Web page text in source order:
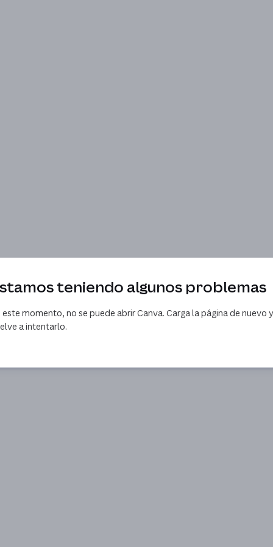
teniendo algunos problemas
este momento, no se puede abrir Canva. Carga la página de nuevo y
a intentarlo.